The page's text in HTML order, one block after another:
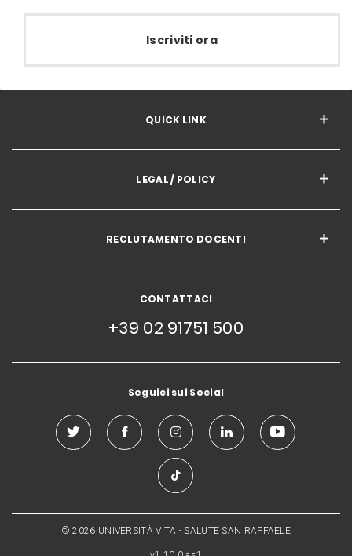
Iscriviti ora
QUICK LINK
LEGAL / POLICY
RECLUTAMENTO DOCENTI
CONTATTACI
+39 02 91751 500
Seguici sui Social
© 2026 UNIVERSITÀ VITA - SALUTE SAN RAFFAELE